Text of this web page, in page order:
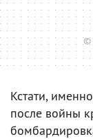
©
Кстати,
после войны